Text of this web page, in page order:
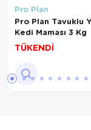
Pro Plan
Pro Plan Tavuklu Yetişkin
Kedi Maması 3 Kg
TÜKENDİ